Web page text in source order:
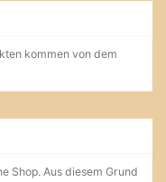
kommen von dem
Shop. Aus diesem Grund